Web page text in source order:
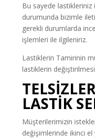
Bu sayede lastikleriniz
durumunda bizimle
gerekli durumlarda
işlemleri ile ilgileniriz.
Lastiklerin Tamirinin
lastiklerin
LASTİK
Müşterilerimizin
değişimlerinde ikinci el